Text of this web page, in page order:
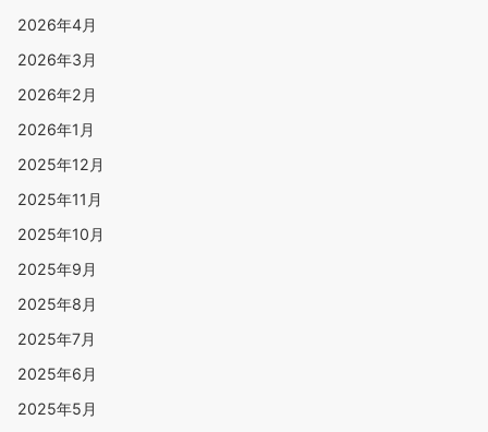
2026年4月
2026年3月
2026年2月
2026年1月
2025年12月
2025年11月
2025年10月
2025年9月
2025年8月
2025年7月
2025年6月
2025年5月